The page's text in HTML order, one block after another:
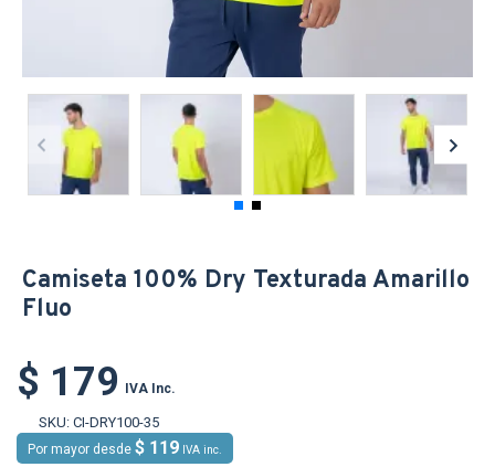
Camiseta 100% Dry Texturada Amarillo
Fluo
$ 179 IVA Inc.
SKU: CI-DRY100-35
Por mayor desde $ 119 IVA inc.